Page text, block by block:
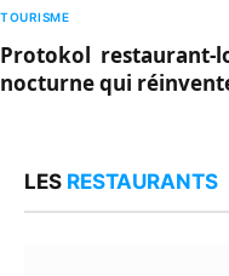
TOURISME
Protokol restaurant-
nocturne qui
LES RESTAURANTS